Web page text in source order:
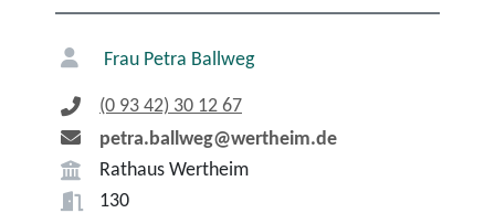
Frau Petra Ballweg
(0 93 42) 30 12 67
petra.ballweg@wertheim.de
Rathaus Wertheim
130